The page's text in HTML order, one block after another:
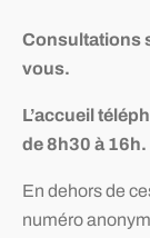
Consultations
vous.
L’accueil
de 8h30 à 16h.
En dehors de
numéro